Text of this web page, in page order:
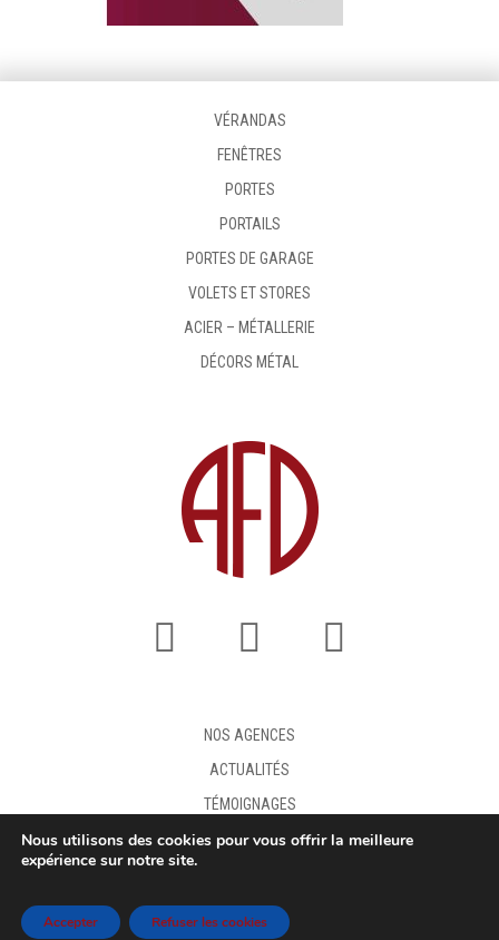
VÉRANDAS
FENÊTRES
PORTES
PORTAILS
PORTES DE GARAGE
VOLETS ET STORES
ACIER – MÉTALLERIE
DÉCORS MÉTAL
NOS AGENCES
ACTUALITÉS
TÉMOIGNAGES
FAQ
MENTIONS LÉGALES
Nous utilisons des cookies pour vous offrir la meilleure
expérience sur notre site.
Accepter Refuser les cookies